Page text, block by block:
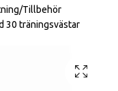
Tillbehör
30 träningsvästar